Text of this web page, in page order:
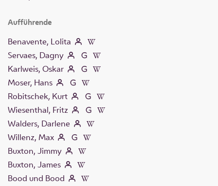
Aufführende
Benavente, Lolita
Servaes, Dagny
Karlweis, Oskar
Moser, Hans
Robitschek, Kurt
Wiesenthal, Fritz
Walders, Darlene
Willenz, Max
Buxton, Jimmy
Buxton, James
Bood und Bood